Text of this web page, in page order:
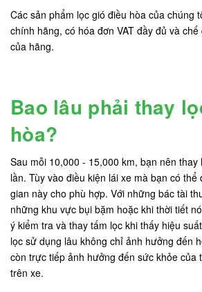
Các sản phẩm lọc gió điều hòa của chúng
chính hãng, có hóa đơn VAT đầy đủ và
của hãng.
Bao lâu phải thay
hòa?
Sau mỗi 10,000 - 15,000 km, bạn nên
lần. Tùy vào điều kiện lái xe mà bạn có
gian này cho phù hợp. Với những bác tài
những khu vực bụi bặm hoặc khi thời tiết
ý kiểm tra và thay tấm lọc khi thấy hiệu
lọc sử dụng lâu không chỉ ảnh hưởng đến
còn trực tiếp ảnh hưởng đến sức khỏe của
trên xe.